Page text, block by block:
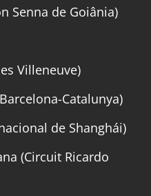
Senna de Goiânia)
Villeneuve)
Catalunya)
de Shanghái)
(Circuit Ricardo